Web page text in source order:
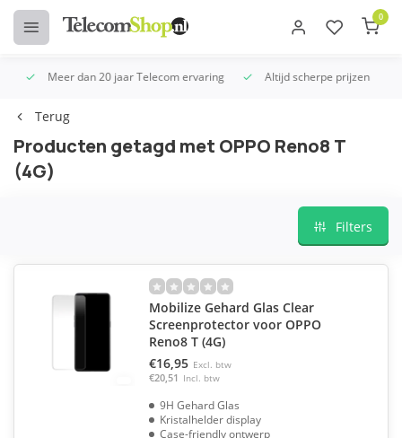
0
Meer dan 20 jaar Telecom ervaring Altijd scherpe prijzen
Terug
Producten getagd met OPPO Reno8 T
(4G)
Filters
Mobilize Gehard Glas Clear
Screenprotector voor OPPO
Reno8 T (4G)
€16,95 Excl. btw
€20,51 Incl. btw
9H Gehard Glas
Kristalhelder display
Case-friendly ontwerp